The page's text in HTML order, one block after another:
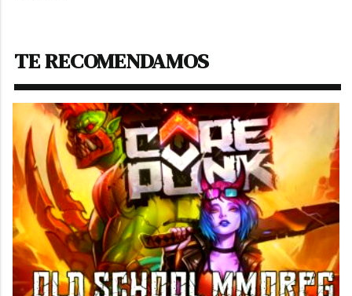
TE RECOMENDAMOS